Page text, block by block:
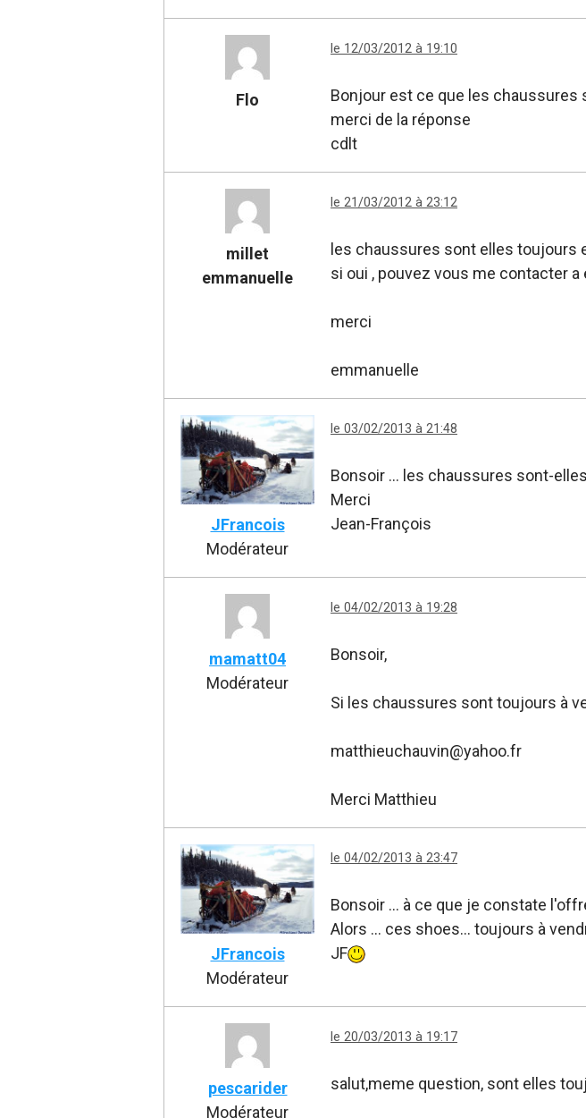
Flo
le 12/03/2012 à 19:10
Bonjour est ce que les
merci de la réponse
cdlt
millet
emmanuelle
le 21/03/2012 à 23:12
les chaussures sont elles toujours
si oui , pouvez vous me contacter
merci
emmanuelle
JFrancois
Modérateur
le 03/02/2013 à 21:48
Bonsoir ... les chaussures sont-
Merci
Jean-François
mamatt04
Modérateur
le 04/02/2013 à 19:28
Bonsoir,
Si les chaussures sont toujours à
matthieuchauvin@yahoo.fr
Merci Matthieu
JFrancois
Modérateur
le 04/02/2013 à 23:47
Bonsoir ... à ce que je constate
Alors ... ces shoes... toujours à
JF
pescarider
Modérateur
le 20/03/2013 à 19:17
salut,meme question, sont elles